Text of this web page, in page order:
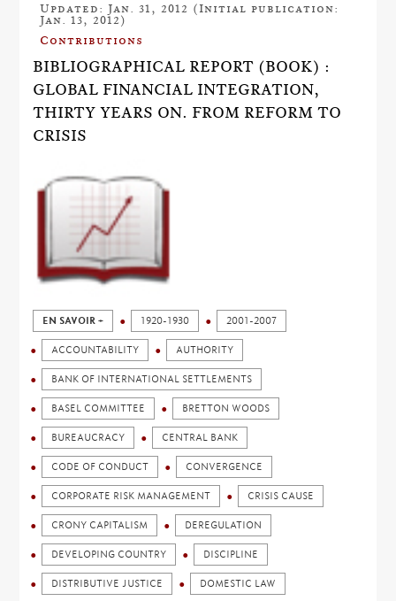
Updated: Jan. 31, 2012 (Initial publication:
Jan. 13, 2012)
Contributions
BIBLIOGRAPHICAL REPORT (BOOK) :
GLOBAL FINANCIAL INTEGRATION,
THIRTY YEARS ON. FROM REFORM TO
CRISIS
EN SAVOIR + 1920-1930 2001-2007
ACCOUNTABILITY AUTHORITY
BANK OF INTERNATIONAL SETTLEMENTS
BASEL COMMITTEE BRETTON WOODS
BUREAUCRACY CENTRAL BANK
CODE OF CONDUCT CONVERGENCE
CORPORATE RISK MANAGEMENT CRISIS CAUSE
CRONY CAPITALISM DEREGULATION
DEVELOPING COUNTRY DISCIPLINE
DISTRIBUTIVE JUSTICE DOMESTIC LAW